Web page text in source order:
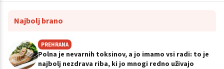
Najbolj brano
PREHRANA
Polna je nevarnih toksinov, a jo imamo vsi radi: to je
najbolj nezdrava riba, ki jo mnogi redno uživajo